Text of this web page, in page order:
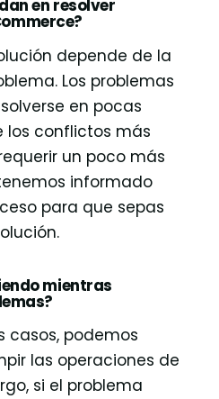
en resolver
depende de la
Los problemas
en pocas
los conflictos más
un poco más
informado
para que sepas
mientras
casos, podemos
las operaciones de
si el problema